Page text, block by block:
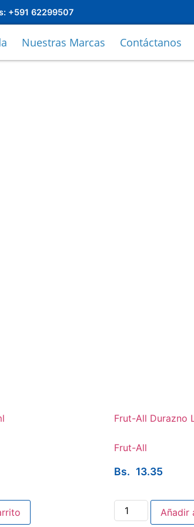
+591 62299507
Nuestras Marcas Contáctanos
Frut-All Durazno
Frut-All
Bs. 13.35
Añadir